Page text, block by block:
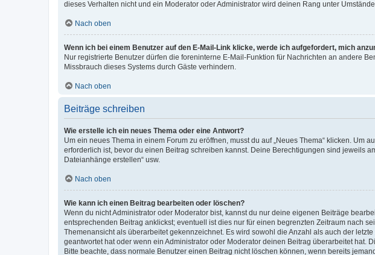
dieses Verhalten nicht und ein Moderator oder Administrator wird deinen Rang unter
Nach oben
Wenn ich bei einem Benutzer auf den E-Mail-Link klicke, werde ich aufgefordert, mich
Nur registrierte Benutzer dürfen die foreninterne E-Mail-Funktion für Nachrichten an andere
Missbrauch dieses Systems durch Gäste verhindern.
Nach oben
Beiträge schreiben
Wie erstelle ich ein neues Thema oder eine Antwort?
Um ein neues Thema in einem Forum zu eröffnen, musst du auf „Neues Thema“ klicken. Um
erforderlich ist, bevor du einen Beitrag schreiben kannst. Deine Berechtigungen sind jeweils
Dateianhänge erstellen“ usw.
Nach oben
Wie kann ich einen Beitrag bearbeiten oder löschen?
Wenn du nicht Administrator oder Moderator bist, kannst du nur deine eigenen Beiträge
entsprechenden Beitrag anklickst; eventuell ist dies nur für einen begrenzten Zeitraum nach
Themenansicht als überarbeitet gekennzeichnet. Es wird sowohl die Anzahl als auch der
geantwortet hat oder wenn ein Administrator oder Moderator deinen Beitrag überarbeitet
Bitte beachte, dass normale Benutzer einen Beitrag nicht löschen können, wenn bereits